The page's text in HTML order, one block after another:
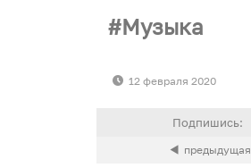
Музыка
12 февраля 2020